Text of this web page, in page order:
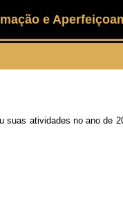
e
atividades no ano de